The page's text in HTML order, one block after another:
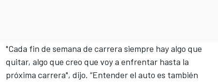
"Cada fin de semana de carrera siempre hay algo que
quitar, algo que creo que voy a enfrentar hasta la
próxima carrera", dijo. “Entender el auto es también